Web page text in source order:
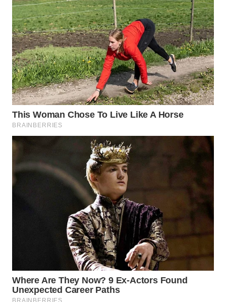
WN
SUBANG
WN
SUKABUMI
WN
PURWAKARTA
WN
PRIANGAN
WN
SEMARANG
WN
MADURA